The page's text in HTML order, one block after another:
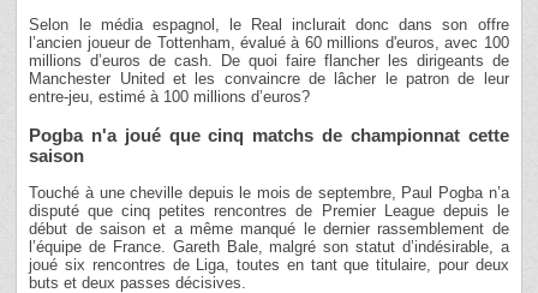
Selon le média espagnol, le Real inclurait donc dans son offre
l’ancien joueur de Tottenham, évalué à 60 millions d'euros, avec 100
millions d’euros de cash. De quoi faire flancher les dirigeants de
Manchester United et les convaincre de lâcher le patron de leur
entre-jeu, estimé à 100 millions d’euros?
Pogba n'a joué que cinq matchs de championnat cette
saison
Touché à une cheville depuis le mois de septembre, Paul Pogba n’a
disputé que cinq petites rencontres de Premier League depuis le
début de saison et a même manqué le dernier rassemblement de
l’équipe de France. Gareth Bale, malgré son statut d’indésirable, a
joué six rencontres de Liga, toutes en tant que titulaire, pour deux
buts et deux passes décisives.